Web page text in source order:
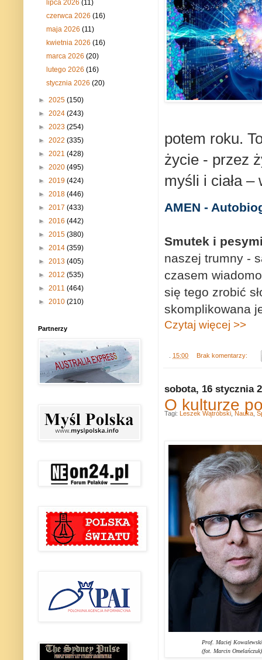
potem roku.
życie - przez
myśli i ciała –
AMEN -
Smutek i
naszej trumny -
czasem
się tego zrobić
skomplikowana
Czytaj więcej >>
15:00 Brak komentarzy:
sobota, 16 stycznia
O kulturze
Prof. Maciej Kowalewski
(fot. Marcin Omelańczuk)
Tagi: Leszek Wątróbski Nauka
lipca 2026(11)
czerwca 2026(16)
maja 2026(11)
kwietnia 2026(16)
marca 2026(20)
lutego 2026(16)
stycznia 2026(20)
► 2025 (150)
► 2024 (243)
► 2023 (254)
► 2022 (335)
► 2021 (428)
► 2020 (495)
► 2019 (424)
► 2018 (446)
► 2017 (433)
► 2016 (442)
► 2015 (380)
► 2014 (359)
► 2013 (405)
► 2012 (535)
► 2011 (464)
► 2010 (210)
Partnerzy